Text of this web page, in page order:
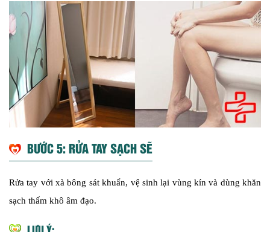
BƯỚC 5: RỬA TAY SẠCH SẼ
Rửa tay với xà bông sát khuẩn, vệ sinh lại vùng kín và dùng khăn
sạch thấm khô âm đạo.